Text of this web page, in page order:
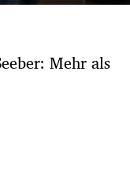
Mehr als